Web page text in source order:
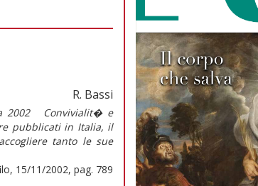
R. Bassi
2002 Convivialit� e
pubblicati in Italia, il
tanto le sue
15/11/2002, pag. 789